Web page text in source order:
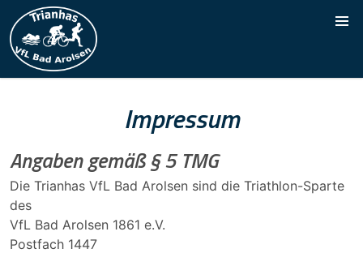
Impressum
Angaben gemäß § 5 TMG
Die Trianhas VfL Bad Arolsen sind die Triathlon-Sparte
des
VfL Bad Arolsen 1861 e.V.
Postfach 1447